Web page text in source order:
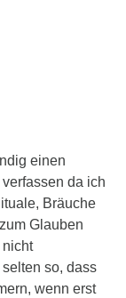
einen
da ich
Bräuche
Glauben
nicht
so, dass
wenn erst